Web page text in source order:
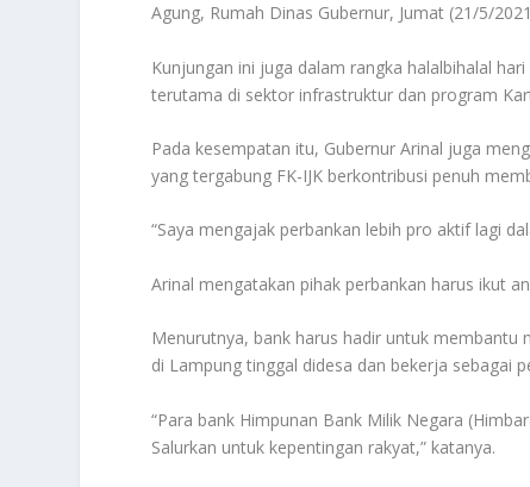
Agung, Rumah Dinas Gubernur, Jumat (21/5/
Kunjungan ini juga dalam rangka halalbihalal
terutama di sektor infrastruktur dan program
Pada kesempatan itu, Gubernur Arinal juga
yang tergabung FK-IJK berkontribusi penuh
“Saya mengajak perbankan lebih pro aktif lagi
Arinal mengatakan pihak perbankan harus ikut
Menurutnya, bank harus hadir untuk
di Lampung tinggal didesa dan bekerja sebagai
“Para bank Himpunan Bank Milik Negara
Salurkan untuk kepentingan rakyat,” katanya.